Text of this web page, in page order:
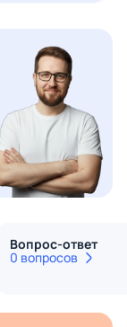
Вопрос-ответ
0 вопросов